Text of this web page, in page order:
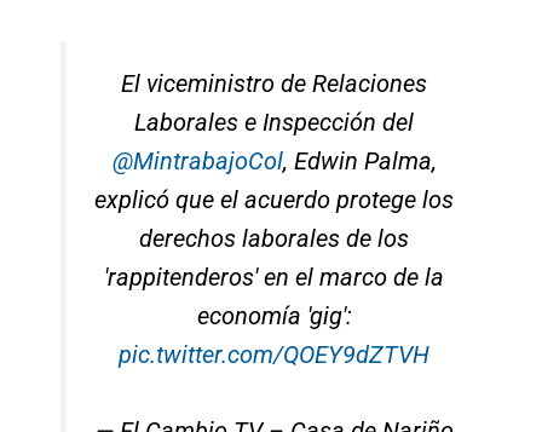
El viceministro de Relaciones
Laborales e Inspección del
@MintrabajoCol, Edwin Palma,
explicó que el acuerdo protege los
derechos laborales de los
'rappitenderos' en el marco de la
economía 'gig':
pic.twitter.com/QOEY9dZTVH